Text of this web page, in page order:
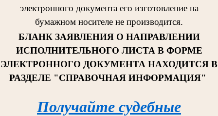
электронного документа его изготовление на
бумажном носителе не производится.
БЛАНК ЗАЯВЛЕНИЯ О НАПРАВЛЕНИИ
ИСПОЛНИТЕЛЬНОГО ЛИСТА В ФОРМЕ
ЭЛЕКТРОННОГО ДОКУМЕНТА НАХОДИТСЯ В
РАЗДЕЛЕ "СПРАВОЧНАЯ ИНФОРМАЦИЯ"
Получайте судебные